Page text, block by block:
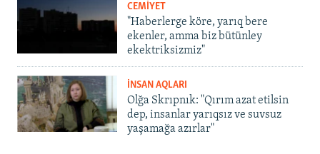
CEMİYET
"Haberlerge köre, yarıq bere
ekenler, amma biz bütünley
ekektriksizmiz"
İNSAN AQLARI
Olğa Skrıpnık: "Qırım azat etilsin
dep, insanlar yarıqsız ve suvsuz
yaşamağa azırlar"